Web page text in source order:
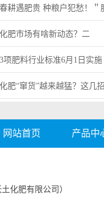
春耕遇肥贵 种粮户犯愁！＂
化肥市场有啥新动态？二
3项肥料行业标准6月1日实施
化肥“窜货”越来越猛？这几
网站首页 产品中
化肥有限公司）